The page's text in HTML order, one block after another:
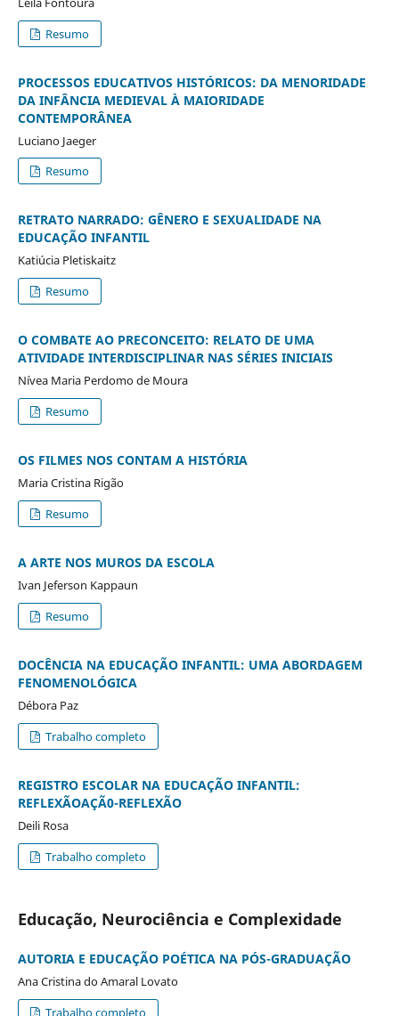
Resumo
PROCESSOS EDUCATIVOS HISTÓRICOS: DA MENORIDADE
DA INFÂNCIA MEDIEVAL À MAIORIDADE
CONTEMPORÂNEA
Luciano Jaeger
Resumo
RETRATO NARRADO: GÊNERO E SEXUALIDADE NA
EDUCAÇÃO INFANTIL
Katiúcia Pletiskaitz
Resumo
O COMBATE AO PRECONCEITO: RELATO DE UMA
ATIVIDADE INTERDISCIPLINAR NAS SÉRIES INICIAIS
Nívea Maria Perdomo de Moura
Resumo
OS FILMES NOS CONTAM A HISTÓRIA
Maria Cristina Rigão
Resumo
A ARTE NOS MUROS DA ESCOLA
Ivan Jeferson Kappaun
Resumo
DOCÊNCIA NA EDUCAÇÃO INFANTIL: UMA ABORDAGEM
FENOMENOLÓGICA
Débora Paz
Trabalho completo
REGISTRO ESCOLAR NA EDUCAÇÃO INFANTIL:
REFLEXÃOAÇÃ0-REFLEXÃO
Deili Rosa
Trabalho completo
Educação, Neurociência e Complexidade
AUTORIA E EDUCAÇÃO POÉTICA NA PÓS-GRADUAÇÃO
Ana Cristina do Amaral Lovato
Trabalho completo